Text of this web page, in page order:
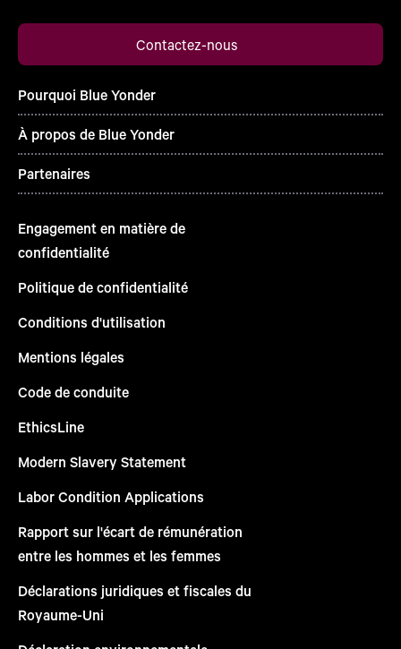
Contactez-nous
Pourquoi Blue Yonder
À propos de Blue Yonder
Partenaires
Engagement en matière de
confidentialité
Politique de confidentialité
Conditions d'utilisation
Mentions légales
Code de conduite
EthicsLine
Modern Slavery Statement
Labor Condition Applications
Rapport sur l'écart de rémunération
entre les hommes et les femmes
Déclarations juridiques et fiscales du
Royaume-Uni